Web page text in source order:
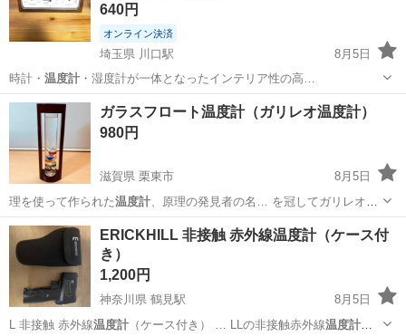
640円
オンライン決済
埼玉県 川口駅
8月5日
時計・ 温度計・湿度計が一体となったインテリア性の高…
埼玉 川口市 家電
ガラスフロート温度計（ガリレオ温度計）
980円
滋賀県 栗東市
8月5日
理を使って作られた温度計、原理の発見者の名… を冠してガリレオ
度計と呼ばれています。… が狭いため、実際に温度計として使用する
には…
滋賀 栗東市 インテリア雑貨/小物
ERICKHILL 非接触 赤外線温度計（ケース付
き）
1,200円
神奈川県 鶴見駅
8月5日
L 非接触 赤外線温度計（ケース付き） … LLの非接触赤外線温度計で